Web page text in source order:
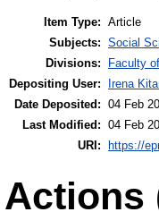
Item Type: Article
Subjects: Social
Divisions:
Faculty
Depositing User:
Irena
Date Deposited: 04 Feb
Last Modified: 04 Feb
URI:
https://
Actions